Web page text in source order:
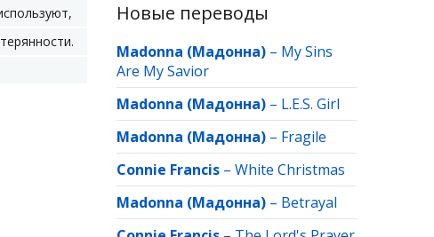
Новые переводы
Madonna (Мадонна) – My Sins
Are My Savior
Madonna (Мадонна) – L.E.S. Girl
Madonna (Мадонна) – Fragile
Connie Francis – White Christmas
Madonna (Мадонна) – Betrayal